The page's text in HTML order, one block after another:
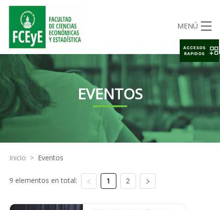
MENÚ
EVENTOS
Inicio > Eventos
9 elementos en total: 1 2
ACCESOS
RAPIDOS